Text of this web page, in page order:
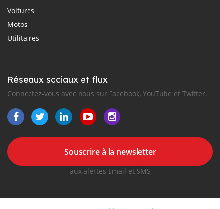
Voitures
Motos
Utilitaires
Réseaux sociaux et flux
Connectez-vous avec nous sur Facebook, YouTube et Twitter.
Souscrire à la newsletter
aux alertes Email et SMS